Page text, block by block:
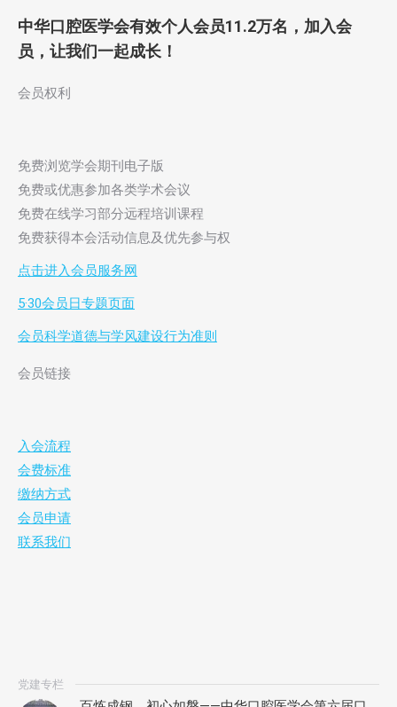
中华口腔医学会有效个人会员11.2万名，加入会
员，让我们一起成长！
会员权利
免费浏览学会期刊电子版
免费或优惠参加各类学术会议
免费在线学习部分远程培训课程
免费获得本会活动信息及优先参与权
点击进入会员服务网
5·30会员日专题页面
会员科学道德与学风建设行为准则
会员链接
入会流程
会费标准
缴纳方式
会员申请
联系我们
党建专栏